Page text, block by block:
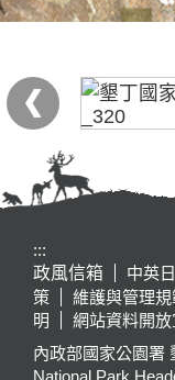
:::
政風信箱
中英
策
維護與管理規
明
網站資料開
內政部國家公園署
National Park